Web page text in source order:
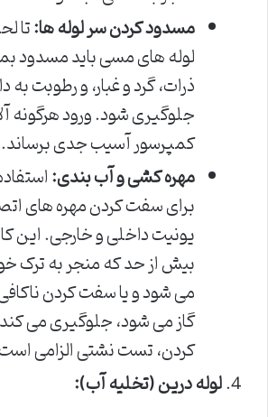
مسدود کردن سر لوله ها:تا
لوله های مسی باید مسدود
ذرات، گرد و غبار، و رطوبت
جلوگیری شود. ورود هرگونه
کمپرسور آسیب جدی برساند.
مهره کشی و آب بندی:
برای سفت کردن مهره های
یونیت داخلی و خارجی. این
بیش از حد که منجر به ترک
می شود و یا سفت کردن
گاز می شود، جلوگیری می
کردن، تست نشتی الزامی
لوله درین (تخلیه آب):